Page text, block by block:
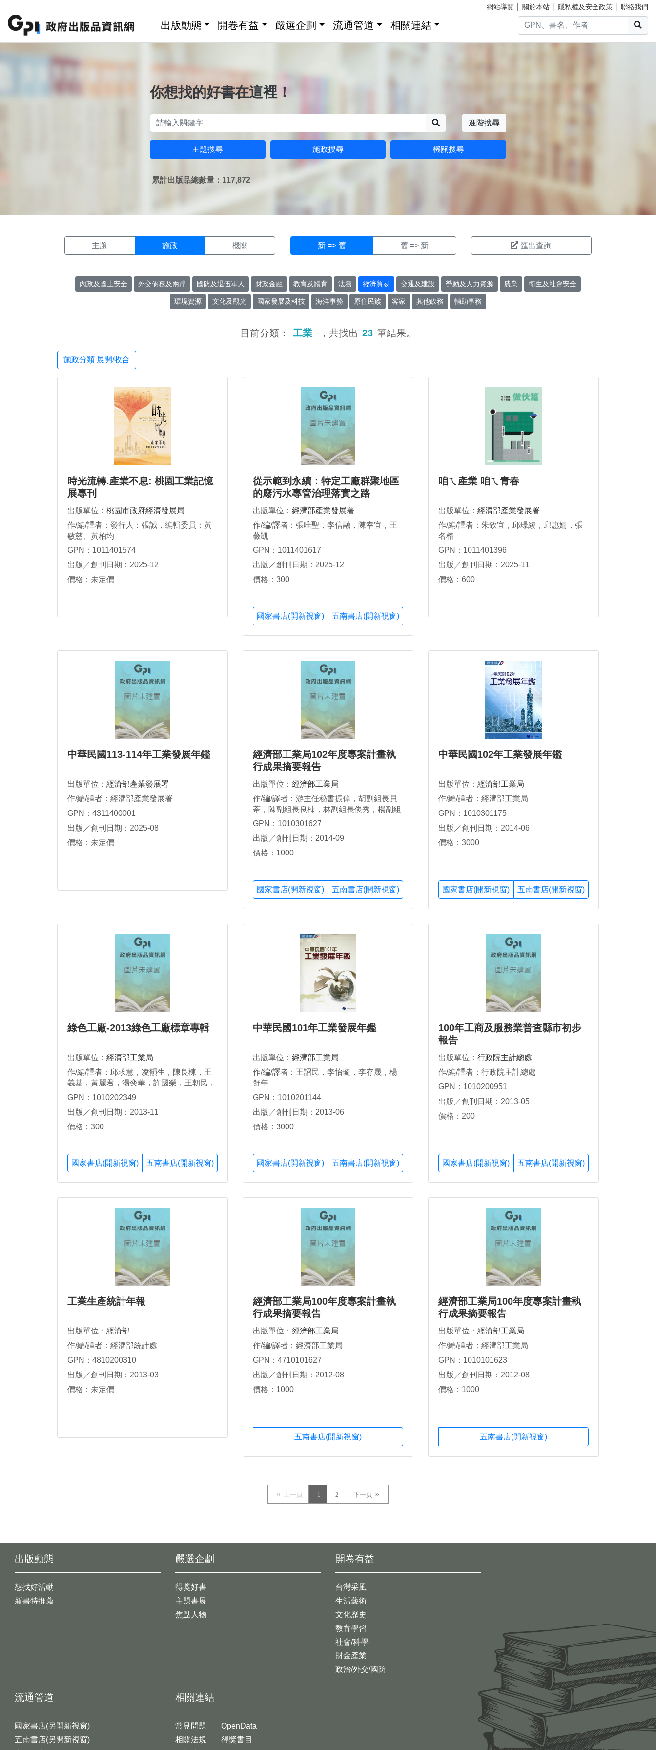
網站導覽 關於本站 隱私權及安全政策 聯絡我們
出版動態 開卷有益 嚴選企劃 流通管道 相關連結
你想找的好書在這裡！
進階搜尋
主題搜尋 施政搜尋 機關搜尋
累計出版品總數量：117,872
主題 施政 機關 新 => 舊 舊 => 新 匯出查詢
內政及國土安全 外交僑務及兩岸 國防及退伍軍人 財政金融 教育及體育 法務 經濟貿易 交通及建設 勞動及人力資源 農業 衛生及社會安全
環境資源 文化及觀光 國家發展及科技 海洋事務 原住民族 客家 其他政務 輔助事務
目前分類： 工業 ，共找出 23 筆結果。
施政分類 展開/收合
時光流轉.產業不息: 桃園工業記憶
展專刊
出版單位： 桃園市政府經濟發展局
作/編/譯者：發行人：張誠，編輯委員：黃
敏慈、黃柏均
GPN：1011401574
出版／創刊日期：2025-12
價格：未定價
從示範到永續：特定工廠群聚地區
的廢污水專管治理落實之路
出版單位： 經濟部產業發展署
作/編/譯者：張唯聖，李信融，陳幸宜，王
薇凱
GPN：1011401617
出版／創刊日期：2025-12
價格：300
國家書店(開新視窗) 五南書店(開新視窗)
咱ㄟ產業 咱ㄟ青春
出版單位： 經濟部產業發展署
作/編/譯者：朱致宜，邱璟綾，邱惠姍，張
名榕
GPN：1011401396
出版／創刊日期：2025-11
價格：600
中華民國113-114年工業發展年鑑
出版單位： 經濟部產業發展署
作/編/譯者：經濟部產業發展署
GPN：4311400001
出版／創刊日期：2025-08
價格：未定價
經濟部工業局102年度專案計畫執
行成果摘要報告
出版單位： 經濟部工業局
作/編/譯者：游主任秘書振偉，胡副組長貝
蒂，陳副組長良棟，林副組長俊秀，楊副組
長志清，周副組長崇斌，陳副組長昭蓉，張
GPN：1010301627
出版／創刊日期：2014-09
價格：1000
國家書店(開新視窗) 五南書店(開新視窗)
中華民國102年工業發展年鑑
出版單位： 經濟部工業局
作/編/譯者：經濟部工業局
GPN：1010301175
出版／創刊日期：2014-06
價格：3000
國家書店(開新視窗) 五南書店(開新視窗)
綠色工廠-2013綠色工廠標章專輯
出版單位： 經濟部工業局
作/編/譯者：邱求慧，凌韻生，陳良棟，王
義基，黃麗君，湯奕華，許國榮，王朝民，
張韋豪，陳念妤，譚振中
GPN：1010202349
出版／創刊日期：2013-11
價格：300
國家書店(開新視窗) 五南書店(開新視窗)
中華民國101年工業發展年鑑
出版單位： 經濟部工業局
作/編/譯者：王詔民，李怡璇，李存晟，楊
舒年
GPN：1010201144
出版／創刊日期：2013-06
價格：3000
國家書店(開新視窗) 五南書店(開新視窗)
100年工商及服務業普查縣市初步
報告
出版單位： 行政院主計總處
作/編/譯者：行政院主計總處
GPN：1010200951
出版／創刊日期：2013-05
價格：200
國家書店(開新視窗) 五南書店(開新視窗)
工業生產統計年報
出版單位： 經濟部
作/編/譯者：經濟部統計處
GPN：4810200310
出版／創刊日期：2013-03
價格：未定價
經濟部工業局100年度專案計畫執
行成果摘要報告
出版單位： 經濟部工業局
作/編/譯者：經濟部工業局
GPN：4710101627
出版／創刊日期：2012-08
價格：1000
五南書店(開新視窗)
經濟部工業局100年度專案計畫執
行成果摘要報告
出版單位： 經濟部工業局
作/編/譯者：經濟部工業局
GPN：1010101623
出版／創刊日期：2012-08
價格：1000
五南書店(開新視窗)
上一頁 1 2 下一頁
出版動態
想找好活動
新書特推薦
開卷有益
台灣采風
生活藝術
文化歷史
教育學習
社會/科學
財金產業
政治/外交/國防
嚴選企劃
得獎好書
主題書展
焦點人物
流通管道
國家書店(另開新視窗)
五南書店(另開新視窗)
相關連結
常見問題
相關法規
OpenData
得獎書目